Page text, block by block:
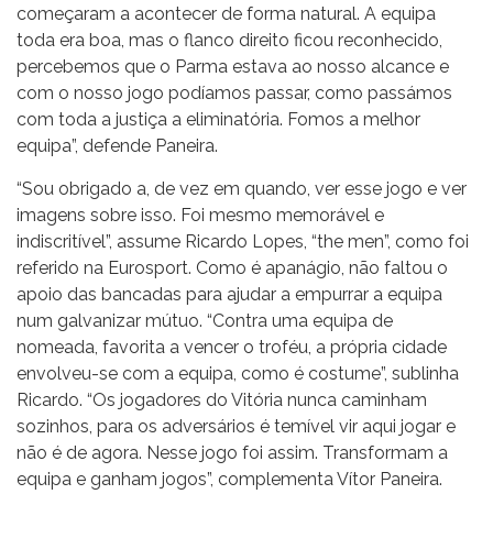
começaram a acontecer de forma natural. A equipa
toda era boa, mas o flanco direito ficou reconhecido,
percebemos que o Parma estava ao nosso alcance e
com o nosso jogo podíamos passar, como passámos
com toda a justiça a eliminatória. Fomos a melhor
equipa”, defende Paneira.
“Sou obrigado a, de vez em quando, ver esse jogo e ver
imagens sobre isso. Foi mesmo memorável e
indiscritível”, assume Ricardo Lopes, “the men”, como foi
referido na Eurosport. Como é apanágio, não faltou o
apoio das bancadas para ajudar a empurrar a equipa
num galvanizar mútuo. “Contra uma equipa de
nomeada, favorita a vencer o troféu, a própria cidade
envolveu-se com a equipa, como é costume”, sublinha
Ricardo. “Os jogadores do Vitória nunca caminham
sozinhos, para os adversários é temível vir aqui jogar e
não é de agora. Nesse jogo foi assim. Transformam a
equipa e ganham jogos”, complementa Vítor Paneira.